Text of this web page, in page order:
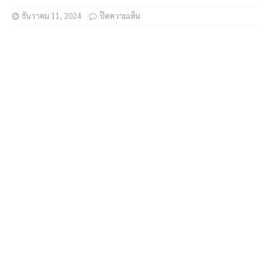
ธันวาคม 11, 2024 ปิดความเห็น